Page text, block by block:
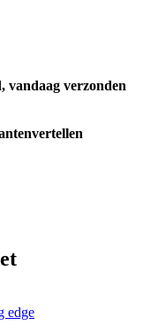
vandaag verzonden
edge